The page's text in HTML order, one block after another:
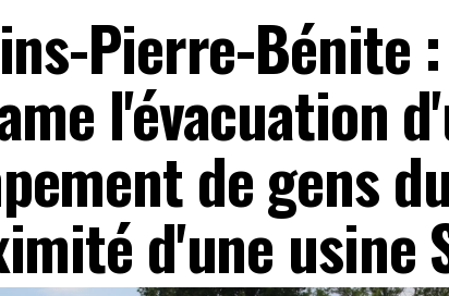
Pierre-Bénite
l'évacuation
de gens
d'une usine